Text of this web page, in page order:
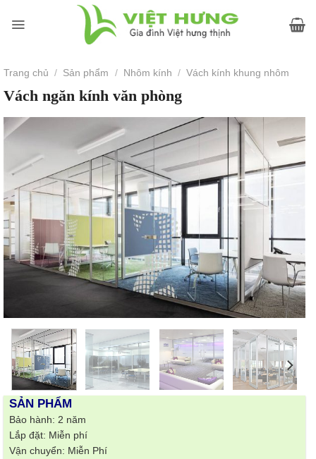
Trang chủ / Sản phẩm / Nhôm kính / Vách kính khung nhôm
Vách ngăn kính văn phòng
SẢN PHẨM
Bảo hành: 2 năm
Lắp đặt: Miễn phí
Vận chuyển: Miễn Phí